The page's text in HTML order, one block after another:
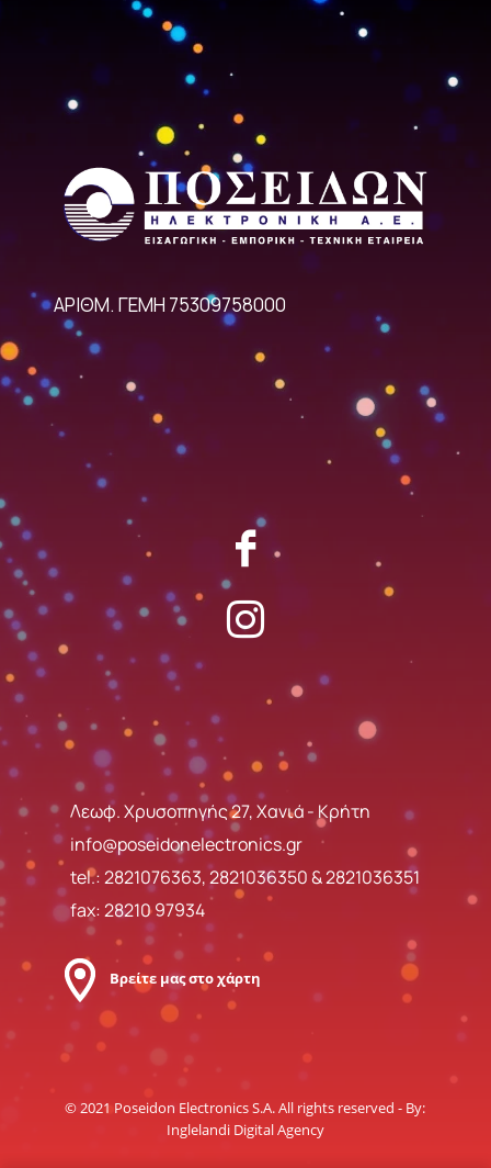
ΑΡΙΘΜ. ΓΕΜΗ 75309758000
Λεωφ. Χρυσοπηγής 27, Χανιά - Κρήτη
info@poseidonelectronics.gr
tel.:2821076363,2821036350&2821036351
fax: 28210 97934
Βρείτε μας στο χάρτη
© 2021 Poseidon Electronics S.A. All rights reserved - By:
Inglelandi Digital Agency